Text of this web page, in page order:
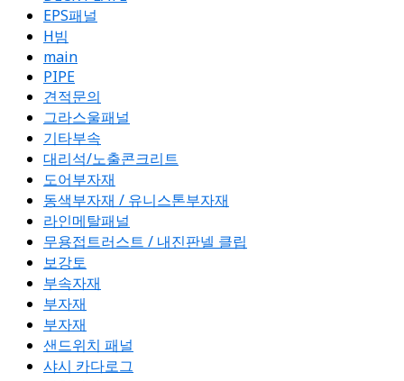
EPS패널
H빔
main
PIPE
견적문의
그라스울패널
기타부속
대리석/노출콘크리트
도어부자재
동색부자재 / 유니스톤부자재
라인메탈패널
무용접트러스트 / 내진판넬 클립
보강토
부속자재
부자재
부자재
샌드위치 패널
샤시 카다로그